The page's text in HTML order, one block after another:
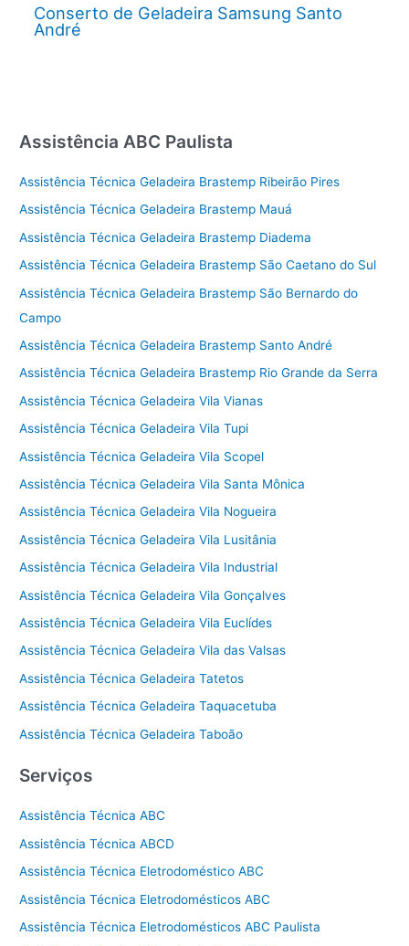
Conserto de Geladeira Samsung Santo
André
Assistência ABC Paulista
Assistência Técnica Geladeira Brastemp Ribeirão Pires
Assistência Técnica Geladeira Brastemp Mauá
Assistência Técnica Geladeira Brastemp Diadema
Assistência Técnica Geladeira Brastemp São Caetano do Sul
Assistência Técnica Geladeira Brastemp São Bernardo do
Campo
Assistência Técnica Geladeira Brastemp Santo André
Assistência Técnica Geladeira Brastemp Rio Grande da Serra
Assistência Técnica Geladeira Vila Vianas
Assistência Técnica Geladeira Vila Tupi
Assistência Técnica Geladeira Vila Scopel
Assistência Técnica Geladeira Vila Santa Mônica
Assistência Técnica Geladeira Vila Nogueira
Assistência Técnica Geladeira Vila Lusitânia
Assistência Técnica Geladeira Vila Industrial
Assistência Técnica Geladeira Vila Gonçalves
Assistência Técnica Geladeira Vila Euclídes
Assistência Técnica Geladeira Vila das Valsas
Assistência Técnica Geladeira Tatetos
Assistência Técnica Geladeira Taquacetuba
Assistência Técnica Geladeira Taboão
Serviços
Assistência Técnica ABC
Assistência Técnica ABCD
Assistência Técnica Eletrodoméstico ABC
Assistência Técnica Eletrodomésticos ABC
Assistência Técnica Eletrodomésticos ABC Paulista